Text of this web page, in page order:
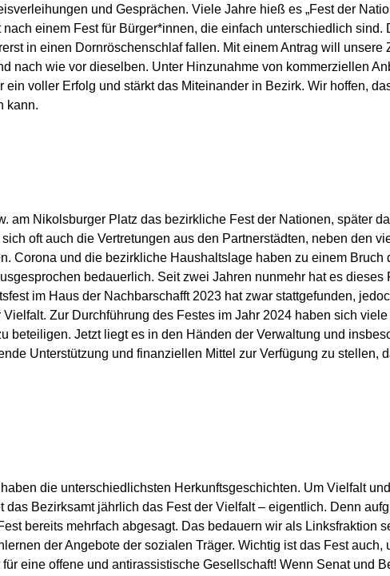
und Gesprächen. Viele Jahre hieß es „Fest der
einem Fest für Bürger*innen, die einfach unterschiedlich sind.
in einen Dornröschenschlaf fallen. Mit einem Antrag will unsere
nach wie vor dieselben. Unter Hinzunahme von kommerziellen
ein voller Erfolg und stärkt das Miteinander in Bezirk. Wir hoffen,
kann.
am Nikolsburger Platz das bezirkliche Fest der Nationen, später
oft auch die Vertretungen aus den Partnerstädten, neben den
Corona und die bezirkliche Haushaltslage haben zu einem
bedauerlich. Seit zwei Jahren nunmehr hat es dieses
im Haus der Nachbarschafft 2023 hat zwar stattgefunden,
Zur Durchführung des Festes im Jahr 2024 haben sich
beteiligen. Jetzt liegt es in den Händen der Verwaltung und
Unterstützung und finanziellen Mittel zur Verfügung zu stellen,
die unterschiedlichsten Herkunftsgeschichten. Um Vielfalt
das Bezirksamt jährlich das Fest der Vielfalt – eigentlich. Denn
bereits mehrfach abgesagt. Das bedauern wir als Linksfraktion
der Angebote der sozialen Träger. Wichtig ist das Fest auch,
eine offene und antirassistische Gesellschaft! Wenn Senat und